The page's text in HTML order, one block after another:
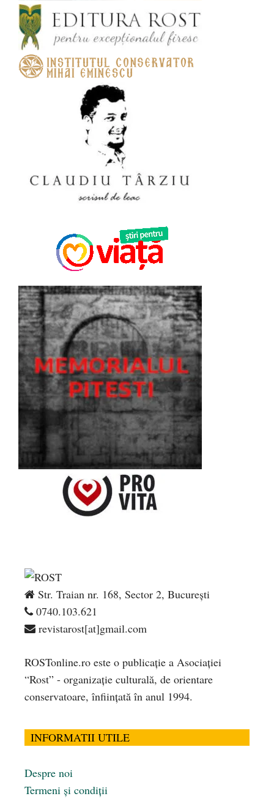
Str. Traian nr. 168, Sector 2, București
0740.103.621
revistarost[at]gmail.com
ROSTonline.ro este o publicaţie a Asociaţiei
“Rost” - organizaţie culturală, de orientare
conservatoare, înfiinţată în anul 1994.
INFORMATII UTILE
Despre noi
Termeni și condiții